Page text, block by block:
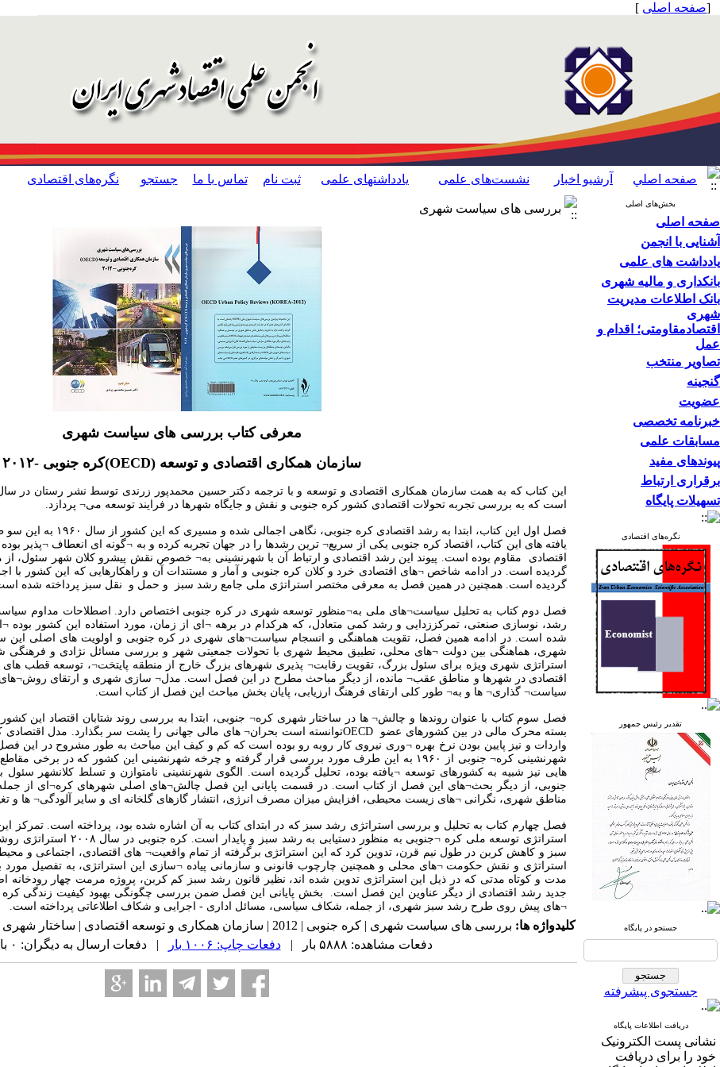
[صفحه اصلی ]
صفحه اصلي آرشیو اخبار نشست‌های علمی یادداشتهای علمی ثبت نام تماس با ما جستجو نگره‌های اقتصادی
بخش‌های اصلی
صفحه اصلی
آشنایی با انجمن
یادداشت های علمی
بانکداری و مالیه شهری
بانک اطلاعات مدیریت
شهری
اقتصاد‌مقاومتی؛ اقدام‌ و‌
عمل
تصاویر منتخب
گنجینه
عضویت
خبرنامه تخصصی
مسابقات علمی
پیوندهای مفید
برقراری ارتباط
تسهیلات پایگاه
نگره‌های اقتصادی
تقدیر رئیس جمهور
جستجو در پایگاه
جستجوی پیشرفته
دریافت اطلاعات پایگاه
نشانی پست الکترونیک
خود را برای دریافت
بررسی های سیاست شهری
معرفی کتاب بررسی های سیاست شهری
سازمان همکاری اقتصادی و توسعه (OECD)کره جنوبی -۲۰۱۲
است که به بررسی تجربه تحولات اقتصادی کشور کره جنوبی و نقش و جایگاه شهرها در فرایند توسعه می¬ پردازد.
فصل اول این کتاب، ابتدا به
یافته های این کتاب، اقتصاد کره جنوبی یکی از سریع¬ ترین رشدها را در جهان تجربه کرده و به ¬گونه ای انعطاف ¬پذیر
اقتصادی مقاوم بوده است. پیوند این رشد اقتصادی و ارتباط آن با شهرنشینی به¬ خصوص نقش پیشرو کلان شهر سئول،
گردیده است. در ادامه شاخص ¬های اقتصادی خرد و کلان کره جنوبی و آمار و مستندات آن و راهکارهایی که این کشور با
گردیده است. همچنین در همین فصل به معرفی مختصر استراتژی ملی جامع رشد سبز و حمل و نقل سبز پرداخته شده
فصل دوم کتاب به تحلیل سیاست¬های ملی به¬منظور توسعه شهری در کره جنوبی اختصاص دارد. اصطلاحات مداوم
رشد، نوسازی صنعتی، تمرکززدایی و رشد کمی متعادل، که هرکدام در برهه ¬ای از زمان، مورد استفاده این کشور بوده
شده است. در ادامه همین فصل، تقویت هماهنگی و انسجام سیاست¬های شهری در کره جنوبی و اولویت های اصلی
شهری، هماهنگی بین دولت ¬های محلی، تطبیق محیط شهری با تحولات جمعیتی شهر و بررسی مسائل نژادی و فرهنگی
استراتژی شهری ویژه برای سئول بزرگ، تقویت رقابت¬ پذیری شهرهای بزرگ خارج از منطقه پایتخت¬، توسعه قطب های
اقتصادی در شهرها و مناطق عقب¬ مانده، از دیگر مباحث مطرح در این فصل است. مدل¬ سازی شهری و ارتقای روش¬های
سیاست¬ گذاری¬ ها و به¬ طور کلی ارتقای فرهنگ ارزیابی، پایان بخش مباحث این فصل از کتاب است.
فصل سوم کتاب با عنوان روندها و چالش¬ ها در ساختار شهری کره¬ جنوبی، ابتدا به بررسی روند شتابان اقتصاد این کشور
بسته محرک مالی در بین کشورهای عضو OECDتوانسته است بحران¬ های مالی جهانی را پشت سر بگذارد. مدل اقتصادی
واردات و نیز پایین بودن نرخ بهره ¬وری نیروی کار روبه رو بوده است که کم و کیف این مباحث به طور مشروح در این فصل
شهرنشینی کره¬ جنوبی از ۱۹۶۰ به این طرف مورد بررسی قرار گرفته و چرخه شهرنشینی این کشور که در
هایی نیز شبیه به کشورهای توسعه ¬یافته بوده، تحلیل گردیده است. الگوی شهرنشینی نامتوازن و تسلط کلانشهر
جنوبی، از دیگر بحث¬های این فصل از کتاب است. در قسمت پایانی این فصل چالش¬های اصلی شهرهای کره¬ای از
مناطق شهری، نگرانی ¬های زیست محیطی، افزایش میزان مصرف انرژی، انتشار گازهای گلخانه ای و سایر آلودگی¬ ها و
فصل چهارم کتاب به تحلیل و بررسی استراتژی رشد سبز که در ابتدای کتاب به آن اشاره شده بود، پرداخته است.
استراتژی توسعه ملی کره ¬جنوبی به
سبز و کاهش کربن در طول نیم قرن، تدوین کرد که این استراتژی برگرفته از تمام واقعیت¬ های اقتصادی، اجتماعی و
استراتژی و نقش حکومت ¬های محلی و همچنین چارچوب قانونی و سازمانی پیاده ¬سازی این استراتژی، به تفصیل
مدت و کوتاه مدتی که در ذیل این استراتژی تدوین شده اند، نظیر قانون رشد سبز کم کربن، پروژه مرمت چهار
جدید رشد اقتصادی از دیگر عناوین این فصل است. بخش پایانی این فصل ضمن بررسی چگونگی بهبود کیفیت زندگی کره
¬های پیش روی طرح رشد سبز شهری، از جمله، شکاف سیاسی، مسائل اداری - اجرایی و شکاف اطلاعاتی پرداخته است.
کلیدواژه ها: بررسی های سیاست شهری | کره جنوبی | 2012 | سازمان همکاری و توسعه اقتصادی | ساختار شهری | مدیریت شهری | اقتصاد شهری |
دفعات مشاهده: ۵۸۸۸ بار |
دفعات چاپ: ۱۰۰۶ بار | دفعات ارسال به دیگران: ۰ بار |